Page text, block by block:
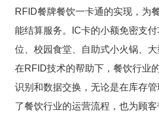
RFID餐牌餐饮一卡通的实现，为
能结算服务。IC卡的小额免密支
位、校园食堂、自助式小火锅、
在RFID技术的帮助下，餐饮行业
识别和数据交换，无论是在库存
了餐饮行业的运营流程，也为顾